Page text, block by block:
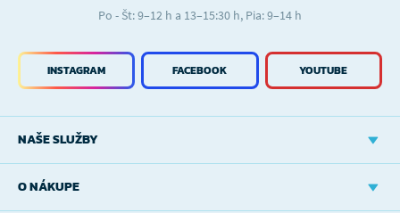
NAŠE SLUŽBY
O NÁKUPE
INSTAGRAM FACEBOOK YOUTUBE
Po - Št: 9–12 h a 13–15:30 h, Pia: 9–14 h